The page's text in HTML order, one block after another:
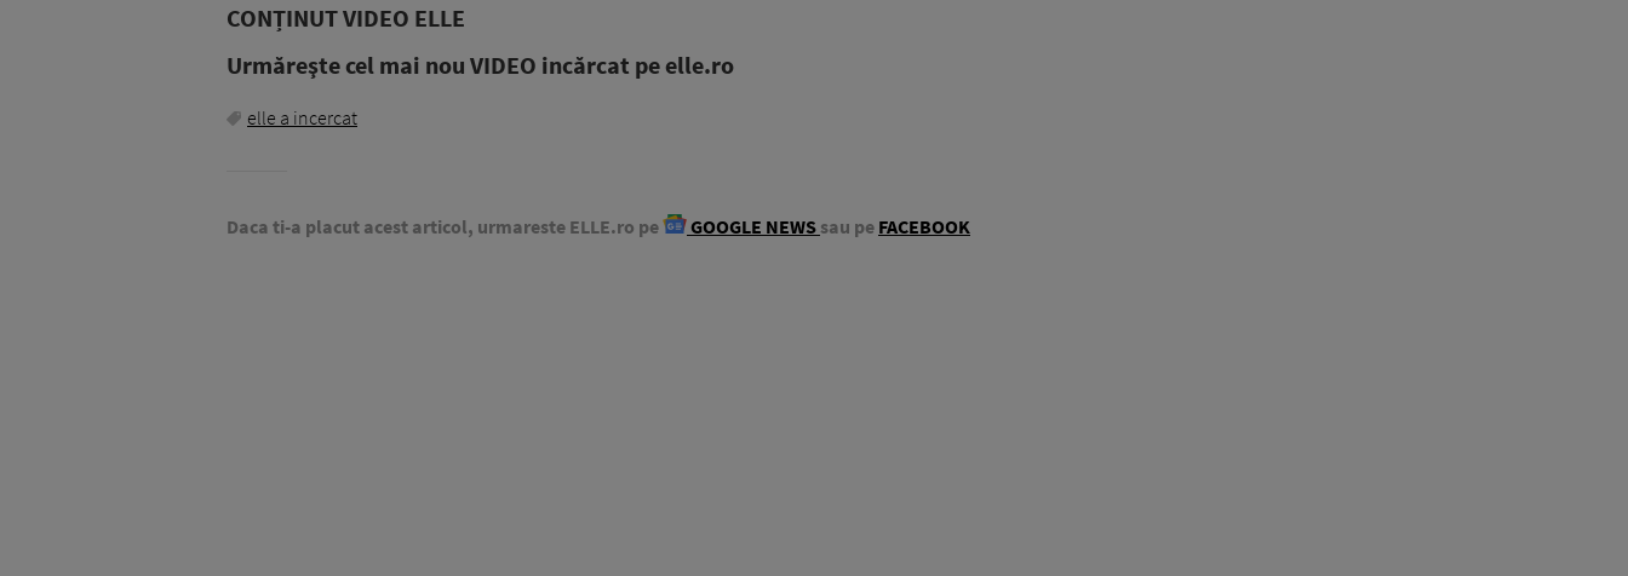
CONȚINUT VIDEO ELLE
Urmăreşte cel mai nou VIDEO incărcat pe elle.ro
elle a incercat
Daca ti-a placut acest articol, urmareste ELLE.ro pe GOOGLE NEWS sau pe FACEBOOK